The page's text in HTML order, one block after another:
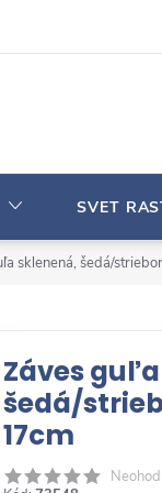
SVET
sklenená, šedá/
Záves
šedá/
17cm